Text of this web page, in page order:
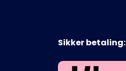
Sikker betaling: